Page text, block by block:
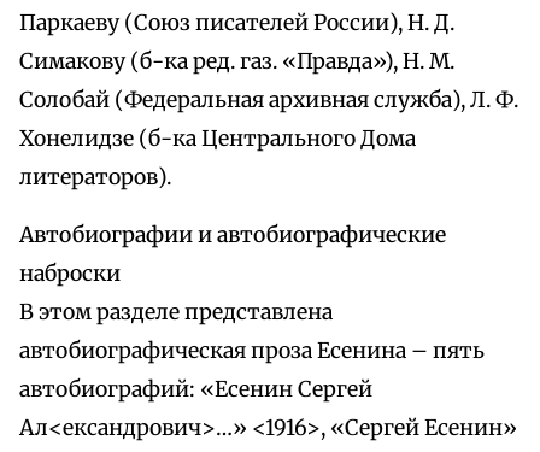
Паркаеву (Союз писателей России), Н. Д.
Симакову (б-ка ред. газ. «Правда»), Н. М.
Солобай (Федеральная архивная служба), Л. Ф.
Хонелидзе (б-ка Центрального Дома
литераторов).
Автобиографии и автобиографические
наброски
В этом разделе представлена
автобиографическая проза Есенина – пять
автобиографий: «Есенин Сергей
Ал<ександрович>…» <1916>, «Сергей Есенин»